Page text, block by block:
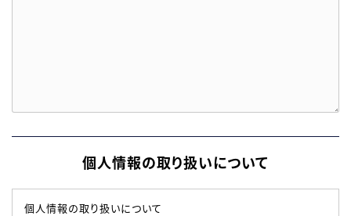
個人情報の取り扱いについて
個人情報の取り扱いについて